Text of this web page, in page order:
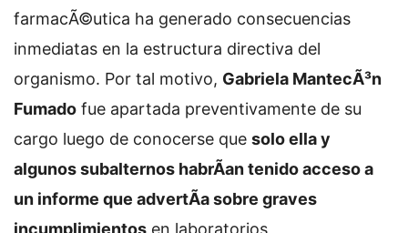
farmacÃ©utica ha generado consecuencias
inmediatas en la estructura directiva del
organismo. Por tal motivo, Gabriela MantecÃ³n
Fumado fue apartada preventivamente de su
cargo luego de conocerse que solo ella y
algunos subalternos habrÃ­an tenido acceso a
un informe que advertÃ­a sobre graves
incumplimientos en laboratorios